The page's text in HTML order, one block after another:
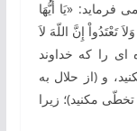
«يَا أَيُّهَا
تَعْتَدُواْ إِنَّ اللّهَ لاَ
‌ای ‏را كه خداوند
و (از حلال به
مكنيد)؛ زيرا